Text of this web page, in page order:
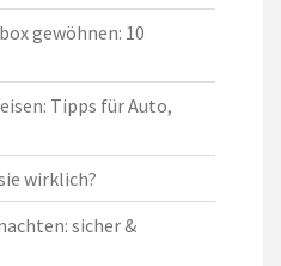
gewöhnen: 10
Tipps für Auto,
wirklich?
sicher &